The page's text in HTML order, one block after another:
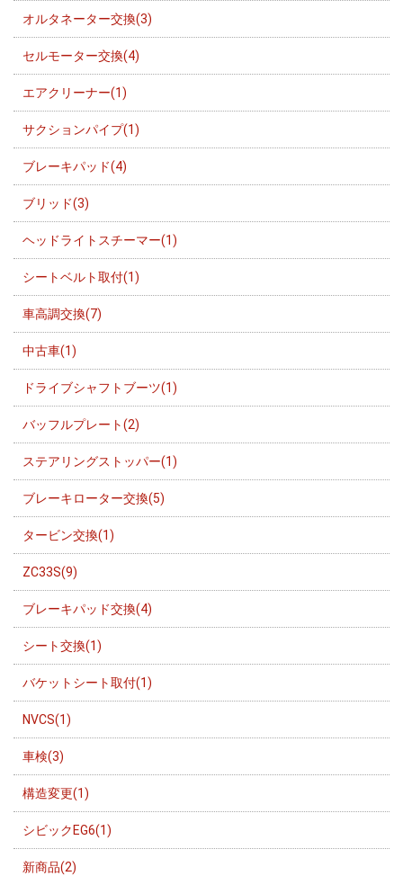
オルタネーター交換(3)
セルモーター交換(4)
エアクリーナー(1)
サクションパイプ(1)
ブレーキパッド(4)
ブリッド(3)
ヘッドライトスチーマー(1)
シートベルト取付(1)
車高調交換(7)
中古車(1)
ドライブシャフトブーツ(1)
バッフルプレート(2)
ステアリングストッパー(1)
ブレーキローター交換(5)
タービン交換(1)
ZC33S(9)
ブレーキパッド交換(4)
シート交換(1)
バケットシート取付(1)
NVCS(1)
車検(3)
構造変更(1)
シビックEG6(1)
新商品(2)